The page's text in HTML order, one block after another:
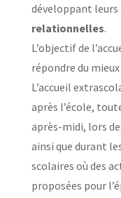
développant leurs
relationnelles.
L’objectif de
répondre du
L’accueil
après l’école,
après-midi, lors
ainsi que durant
scolaires où des
proposées pour